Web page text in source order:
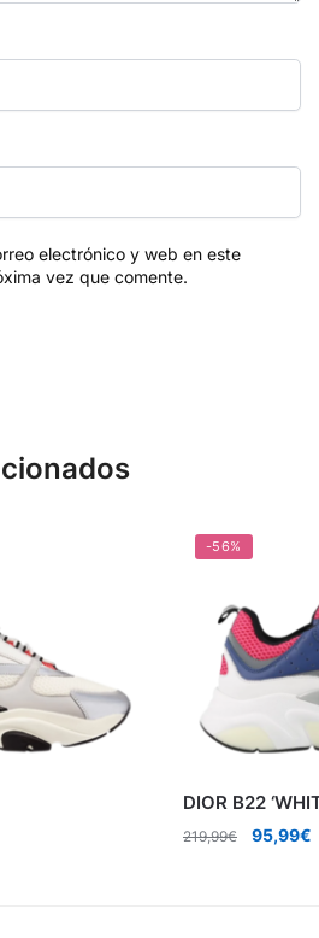
electrónico y web en este
vez que comente.
-56%
DIOR B22
219,99€
El
95,99€